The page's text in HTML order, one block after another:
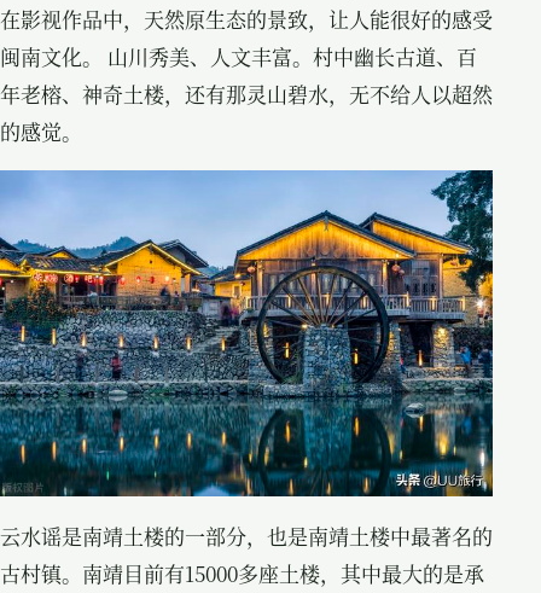
在影视作品中，天然原生态的景致，让人能很好的感受
闽南文化。 山川秀美、人文丰富。村中幽长古道、百
年老榕、神奇土楼，还有那灵山碧水，无不给人以超然
的感觉。
云水谣是南靖土楼的一部分，也是南靖土楼中最著名的
古村镇。南靖目前有15000多座土楼，其中最大的是承